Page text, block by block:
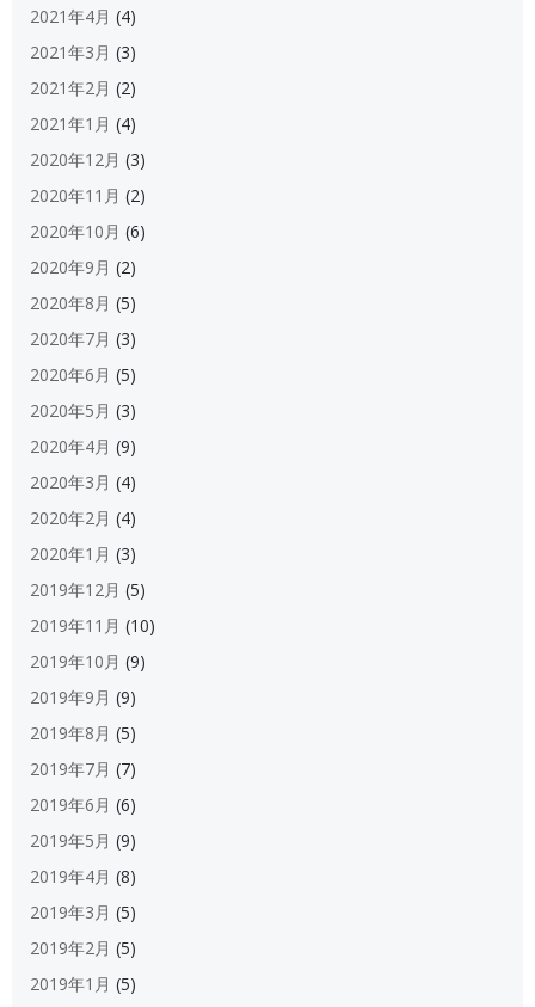
2021年4月 (4)
2021年3月 (3)
2021年2月 (2)
2021年1月 (4)
2020年12月 (3)
2020年11月 (2)
2020年10月 (6)
2020年9月 (2)
2020年8月 (5)
2020年7月 (3)
2020年6月 (5)
2020年5月 (3)
2020年4月 (9)
2020年3月 (4)
2020年2月 (4)
2020年1月 (3)
2019年12月 (5)
2019年11月 (10)
2019年10月 (9)
2019年9月 (9)
2019年8月 (5)
2019年7月 (7)
2019年6月 (6)
2019年5月 (9)
2019年4月 (8)
2019年3月 (5)
2019年2月 (5)
2019年1月 (5)